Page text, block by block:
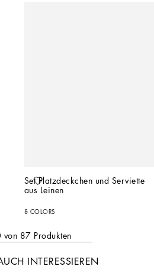
Set Platzdeckchen und Serviette
aus Leinen
8 COLORS
von 87 Produkten
INTERESSIEREN